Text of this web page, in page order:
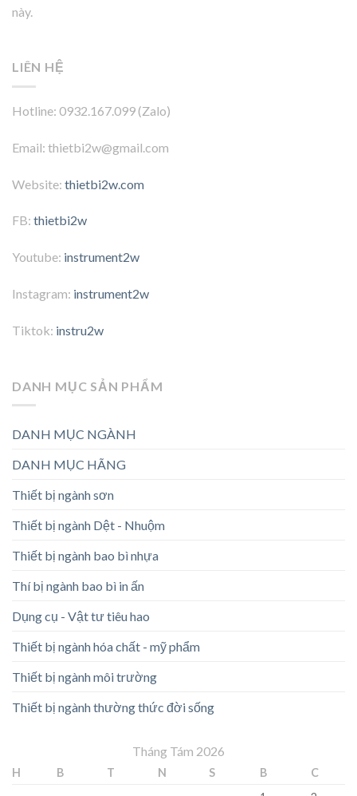
này.
LIÊN HỆ
Hotline: 0932.167.099 (Zalo)
Email: thietbi2w@gmail.com
Website: thietbi2w.com
FB: thietbi2w
Youtube: instrument2w
Instagram: instrument2w
Tiktok: instru2w
DANH MỤC SẢN PHẨM
DANH MỤC NGÀNH
DANH MỤC HÃNG
Thiết bị ngành sơn
Thiết bị ngành Dệt - Nhuộm
Thiết bị ngành bao bì nhựa
Thí bị ngành bao bì in ấn
Dụng cụ - Vật tư tiêu hao
Thiết bị ngành hóa chất - mỹ phẩm
Thiết bị ngành môi trường
Thiết bị ngành thường thức đời sống
Tháng Tám 2026
H B T N S B
C